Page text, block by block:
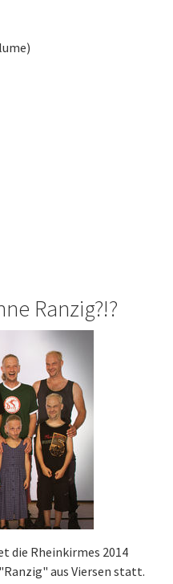
Ranzig?!?
die Rheinkirmes 2014
aus Viersen statt.